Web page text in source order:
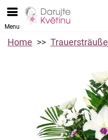
Menu
Home Trauersträuße